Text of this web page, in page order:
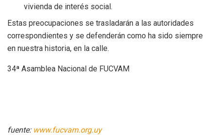
vivienda de interés social.
Estas preocupaciones se trasladarán a las autoridades
correspondientes y se defenderán como ha sido siempre
en nuestra historia, en la calle.
34ª Asamblea Nacional de FUCVAM
fuente: www.fucvam.org.uy